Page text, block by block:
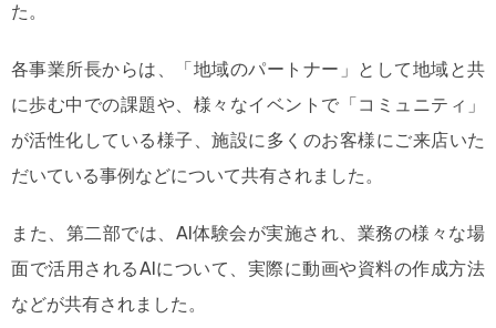
た。
各事業所長からは、「地域のパートナー」として地域と共
に歩む中での課題や、様々なイベントで「コミュニティ」
が活性化している様子、施設に多くのお客様にご来店いた
だいている事例などについて共有されました。
また、第二部では、AI体験会が実施され、業務の様々な場
面で活用されるAIについて、実際に動画や資料の作成方法
などが共有されました。